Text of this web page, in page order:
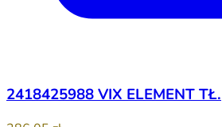
2418425988 VIX ELEMENT TŁ.